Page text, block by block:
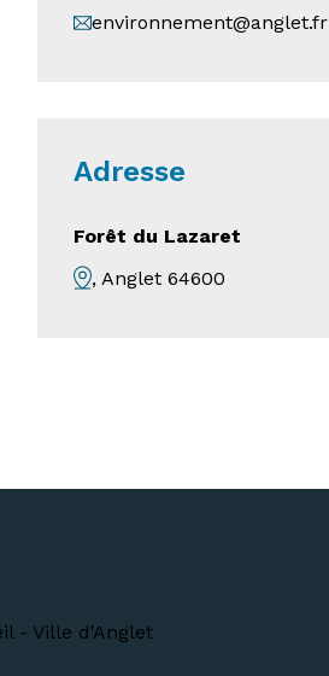
environnement@anglet.fr
Adresse
Forêt du Lazaret
, Anglet 64600